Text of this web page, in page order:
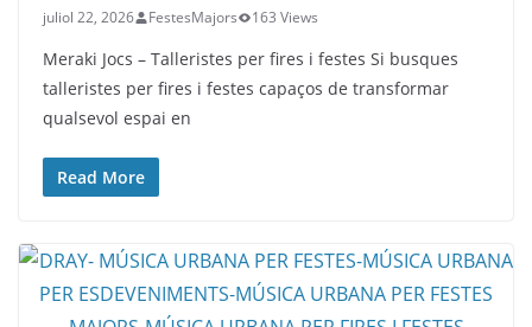
juliol 22, 2026 FestesMajors 163 Views
Meraki Jocs – Talleristes per fires i festes Si busques
talleristes per fires i festes capaços de transformar
qualsevol espai en
Read More